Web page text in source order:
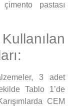
pastası
3 adet
Tablo 1’de
CEM